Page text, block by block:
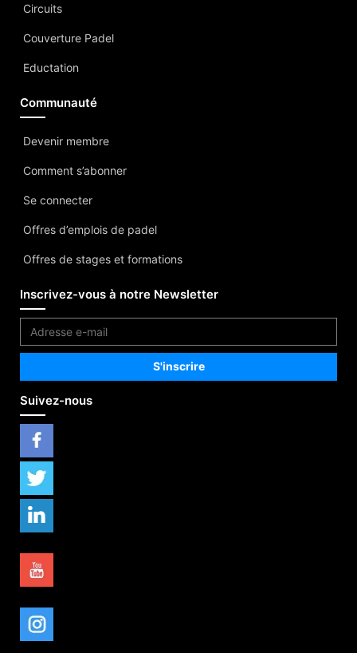
Circuits
Couverture Padel
Eductation
Communauté
Devenir membre
Comment s’abonner
Se connecter
Offres d’emplois de padel
Offres de stages et formations
Inscrivez-vous à notre Newsletter
Suivez-nous